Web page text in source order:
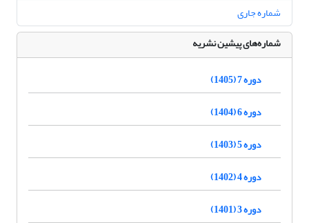
شماره جاری
شماره‌های پیشین نشریه
دوره 7 (1405)
دوره 6 (1404)
دوره 5 (1403)
دوره 4 (1402)
دوره 3 (1401)